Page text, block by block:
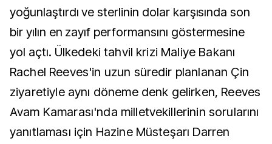
yoğunlaştırdı ve sterlinin dolar karşısında son
bir yılın en zayıf performansını göstermesine
yol açtı. Ülkedeki tahvil krizi Maliye Bakanı
Rachel Reeves'in uzun süredir planlanan Çin
ziyaretiyle aynı döneme denk gelirken, Reeves
Avam Kamarası'nda milletvekillerinin sorularını
yanıtlaması için Hazine Müsteşarı Darren